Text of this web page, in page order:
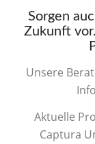
Sorgen
Zukunft
Unsere
Aktuelle
Captura